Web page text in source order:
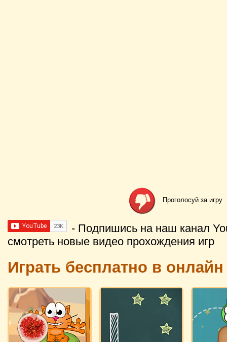
Проголосуй за игру
- Подпишись на наш канал
смотреть новые видео прохождения игр
Играть бесплатно в